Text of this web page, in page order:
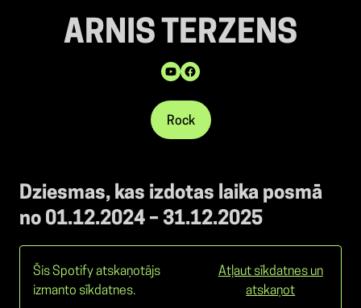
ARNIS TERZENS
Rock
Dziesmas, kas izdotas laika posmā
no 01.12.2024 – 31.12.2025
Šis Spotify atskaņotājs
izmanto sīkdatnes.
Atļaut sīkdatnes un
atskaņot